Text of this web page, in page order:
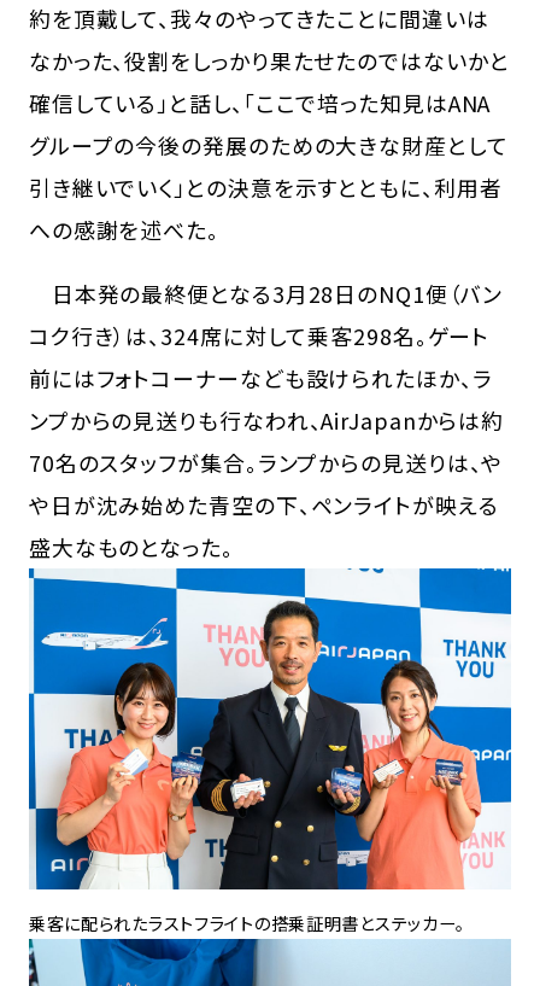
約を頂戴して、我々のやってきたことに間違いは
なかった、役割をしっかり果たせたのではないかと
確信している」と話し、「ここで培った知見はANA
グループの今後の発展のための大きな財産として
引き継いでいく」との決意を示すとともに、利用者
への感謝を述べた。
日本発の最終便となる3月28日のNQ1便（バン
コク行き）は、324席に対して乗客298名。ゲート
前にはフォトコーナーなども設けられたほか、ラ
ンプからの見送りも行なわれ、AirJapanからは約
70名のスタッフが集合。ランプからの見送りは、や
や日が沈み始めた青空の下、ペンライトが映える
盛大なものとなった。
乗客に配られたラストフライトの搭乗証明書とステッカー。